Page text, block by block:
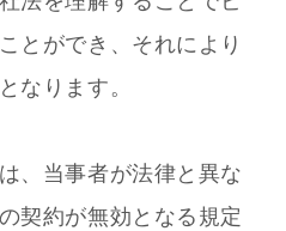
とができ、それにより
なります。
、当事者が法律と異な
契約が無効となる規定